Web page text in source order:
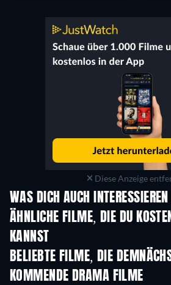
Diese Anzeige
WAS DICH AUCH
ÄHNLICHE FILME, DIE DU
KANNST
BELIEBTE FILME, DIE
KOMMENDE DRAMA FILME